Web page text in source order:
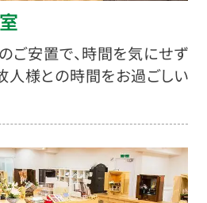
ご安置で、時間を気にせず
人様との時間をお過ごしい